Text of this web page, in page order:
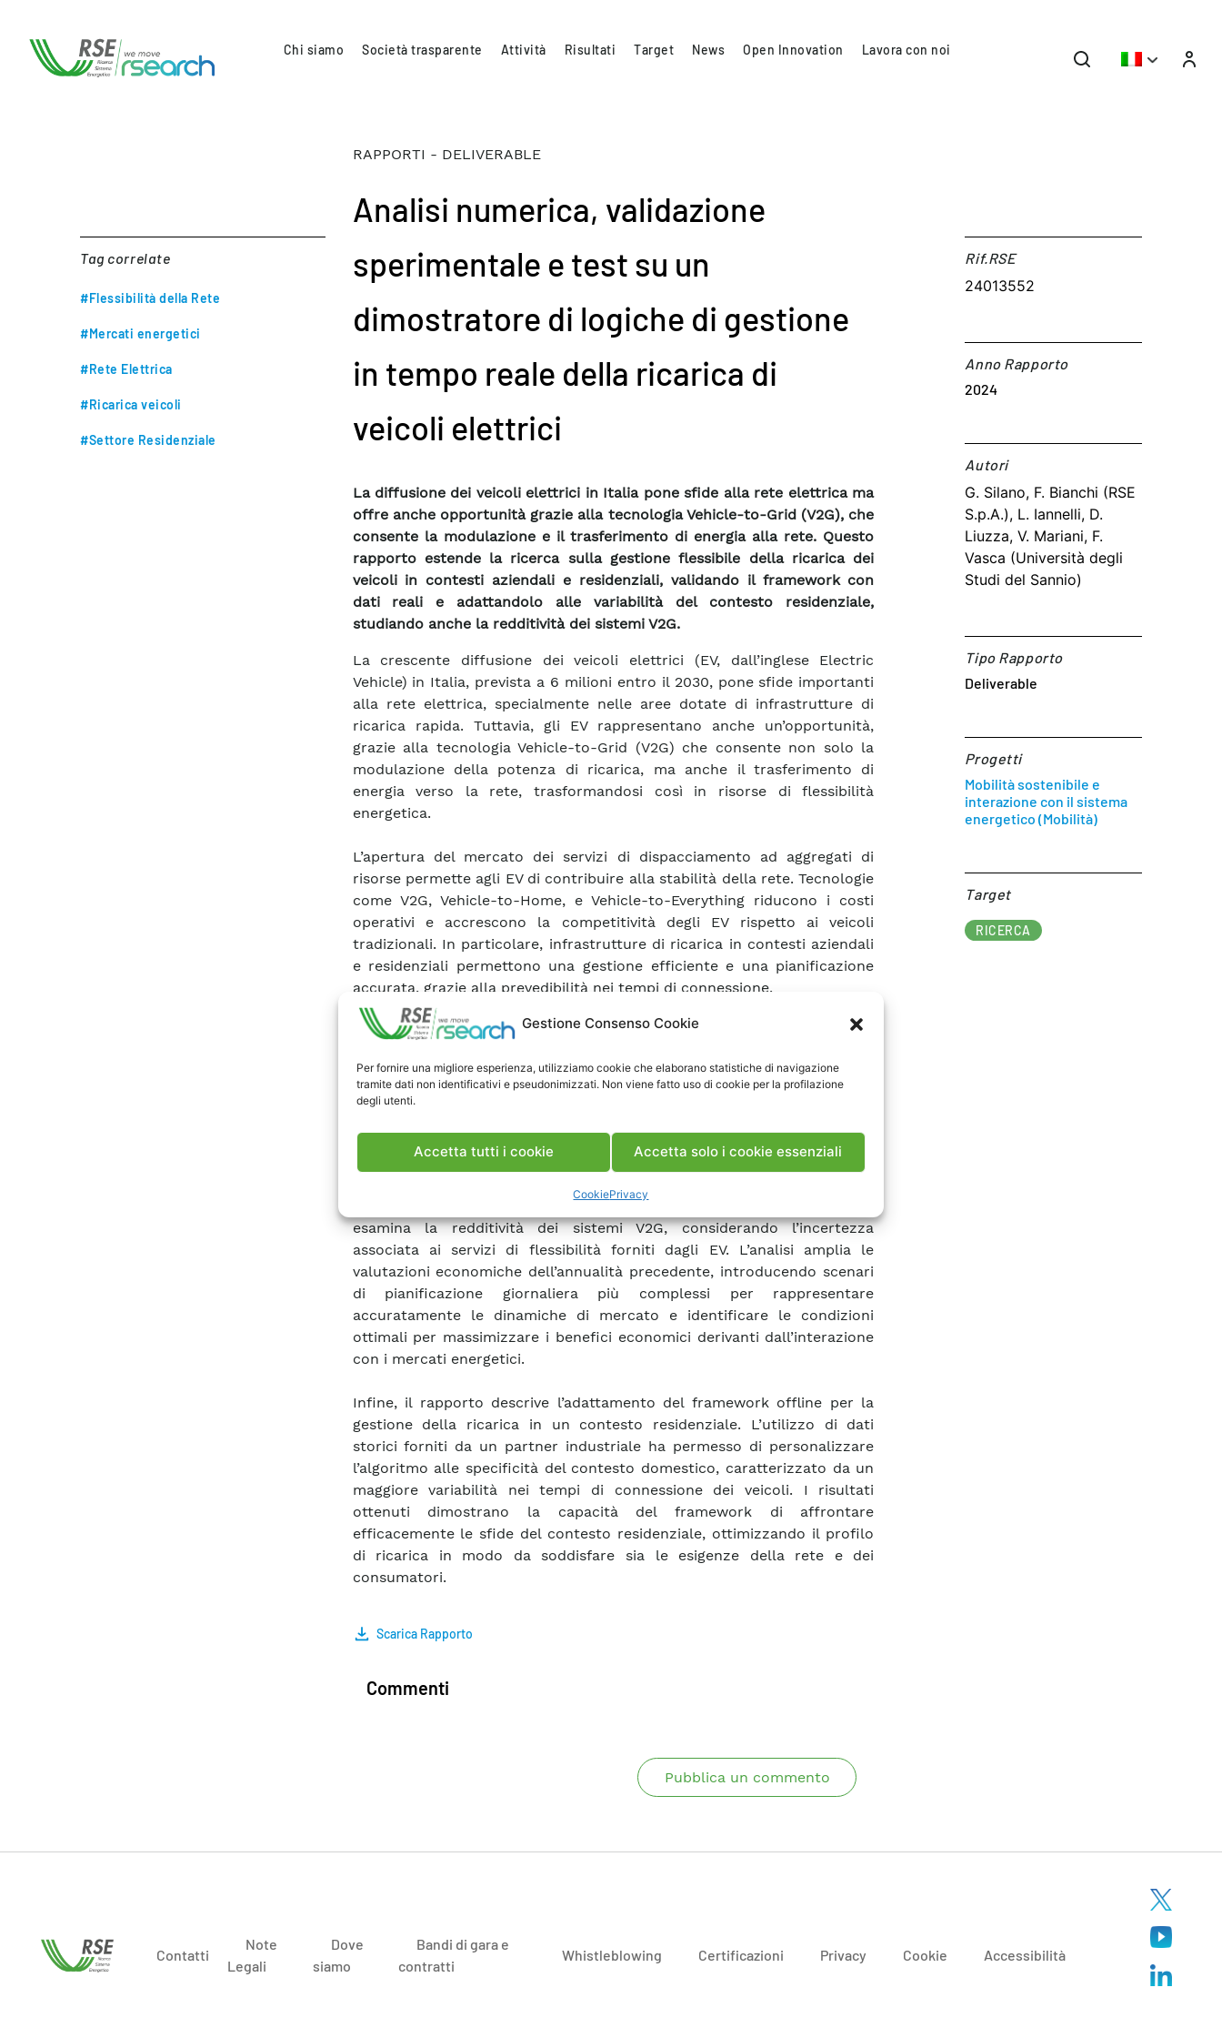
Gestione Consenso Cookie
Per fornire una migliore esperienza, utilizziamo cookie che elaborano statistiche di navigazione
tramite dati non identificativi e pseudonimizzati. Non viene fatto uso di cookie per la profilazione
degli utenti.
Accetta tutti i cookie Accetta solo i cookie essenziali
CookiePrivacy
Chi siamo Società trasparente Attività Risultati Target News Open Innovation Lavora con noi
Tag correlate
#Flessibilità della Rete
#Mercati energetici
#Rete Elettrica
#Ricarica veicoli
#Settore Residenziale
RAPPORTI - DELIVERABLE
Analisi numerica, validazione
sperimentale e test su un
dimostratore di logiche di gestione
in tempo reale della ricarica di
veicoli elettrici
La diffusione dei veicoli elettrici in Italia pone sfide alla rete elettrica ma
offre anche opportunità grazie alla tecnologia Vehicle-to-Grid (V2G), che
consente la modulazione e il trasferimento di energia alla rete. Questo
rapporto estende la ricerca sulla gestione flessibile della ricarica dei
veicoli in contesti aziendali e residenziali, validando il framework con
dati reali e adattandolo alle variabilità del contesto residenziale,
studiando anche la redditività dei sistemi V2G.
La crescente diffusione dei veicoli elettrici (EV, dall’inglese Electric
Vehicle) in Italia, prevista a 6 milioni entro il 2030, pone sfide importanti
alla rete elettrica, specialmente nelle aree dotate di infrastrutture di
ricarica rapida. Tuttavia, gli EV rappresentano anche un’opportunità,
grazie alla tecnologia Vehicle-to-Grid (V2G) che consente non solo la
modulazione della potenza di ricarica, ma anche il trasferimento di
energia verso la rete, trasformandosi così in risorse di flessibilità
energetica.
L’apertura del mercato dei servizi di dispacciamento ad aggregati di
risorse permette agli EV di contribuire alla stabilità della rete. Tecnologie
come V2G, Vehicle-to-Home, e Vehicle-to-Everything riducono i costi
operativi e accrescono la competitività degli EV rispetto ai veicoli
tradizionali. In particolare, infrastrutture di ricarica in contesti aziendali
e residenziali permettono una gestione efficiente e una pianificazione
accurata, grazie alla prevedibilità nei tempi di connessione.
Questo rapporto estende le attività di ricerca delle precedenti annualità,
gestione flessibile della ricarica in contesti aziendali e residenziali, oltre
a fornire un’analisi approfondita della redditività dei sistemi V2G. La
online utilizzato per la gestione della ricarica in un parcheggio aziendale.
dell’approccio, offrendo spunti per sviluppi futuri. In seguito, il rapporto
esamina la redditività dei sistemi V2G, considerando l’incertezza
associata ai servizi di flessibilità forniti dagli EV. L’analisi amplia le
valutazioni economiche dell’annualità precedente, introducendo scenari
di pianificazione giornaliera più complessi per rappresentare
accuratamente le dinamiche di mercato e identificare le condizioni
ottimali per massimizzare i benefici economici derivanti dall’interazione
con i mercati energetici.
Infine, il rapporto descrive l’adattamento del framework offline per la
gestione della ricarica in un contesto residenziale. L’utilizzo di dati
storici forniti da un partner industriale ha permesso di personalizzare
l’algoritmo alle specificità del contesto domestico, caratterizzato da un
maggiore variabilità nei tempi di connessione dei veicoli. I risultati
ottenuti dimostrano la capacità del framework di affrontare
efficacemente le sfide del contesto residenziale, ottimizzando il profilo
di ricarica in modo da soddisfare sia le esigenze della rete e dei
consumatori.
Scarica Rapporto
Rif.RSE​
24013552
Anno Rapporto
2024
Autori​
G. Silano, F. Bianchi (RSE
S.p.A.), L. Iannelli, D.
Liuzza, V. Mariani, F.
Vasca (Università degli
Studi del Sannio)
Tipo Rapporto
Deliverable
Progetti
Mobilità sostenibile e
interazione con il sistema
energetico (Mobilità)
Target​
RICERCA
Commenti
Pubblica un commento
Contatti
Note
Legali
Dove
siamo
Bandi di gara e
contratti
Whistleblowing Certificazioni Privacy Cookie Accessibilità